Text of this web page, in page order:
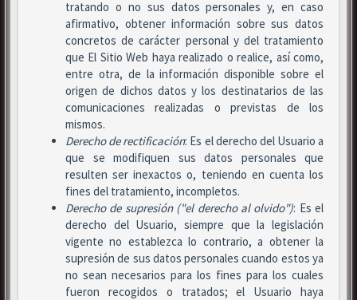
tratando o no sus datos personales y, en caso
afirmativo, obtener información sobre sus datos
concretos de carácter personal y del tratamiento
que El Sitio Web haya realizado o realice, así como,
entre otra, de la información disponible sobre el
origen de dichos datos y los destinatarios de las
comunicaciones realizadas o previstas de los
mismos.
Derecho de rectificación: Es el derecho del Usuario a
que se modifiquen sus datos personales que
resulten ser inexactos o, teniendo en cuenta los
fines del tratamiento, incompletos.
Derecho de supresión ("el derecho al olvido"): Es el
derecho del Usuario, siempre que la legislación
vigente no establezca lo contrario, a obtener la
supresión de sus datos personales cuando estos ya
no sean necesarios para los fines para los cuales
fueron recogidos o tratados; el Usuario haya